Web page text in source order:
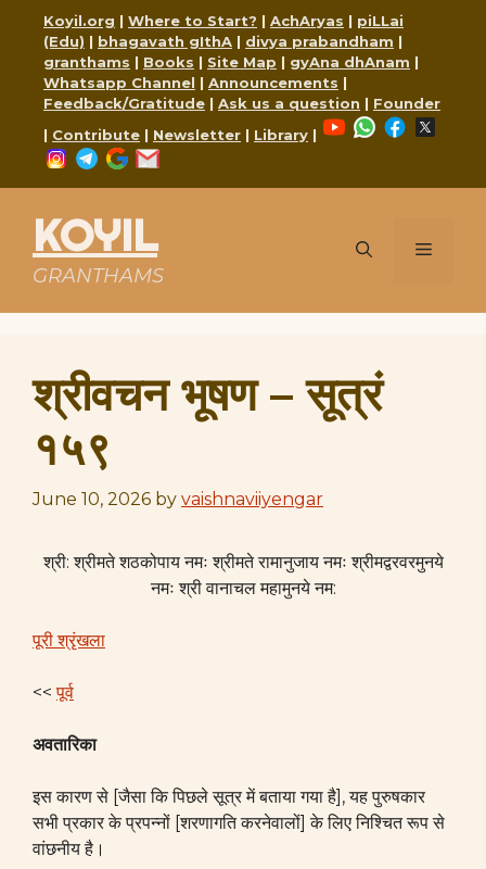
content
Koyil.org | Where to Start? | AchAryas | piLLai
(Edu) | bhagavath gIthA | divya prabandham |
granthams | Books | Site Map | gyAna dhAnam |
Whatsapp Channel | Announcements |
Feedback/Gratitude | Ask us a question | Founder
| Contribute | Newsletter | Library |
YouTubeWhatsApp
Facebook
Instagram
Telegram
Google
KOYIL
GRANTHAMS
Menu
श्रीवचन भूषण – सूत्रं
१५९
June 10, 2026 by vaishnaviiyengar
श्री: श्रीमते शठकोपाय नमः श्रीमते रामानुजाय नमः श्रीमद्वरवरमुनये
नमः श्री वानाचल महामुनये नम:
पूरी श्रृंखला
<<पूर्व
अवतारिका
इस कारण से [जैसा कि पिछले सूत्र में बताया गया है], यह पुरुषकार
सभी प्रकार के प्रपन्नों [शरणागति करनेवालों] के लिए निश्चित रूप से
वांछनीय है।